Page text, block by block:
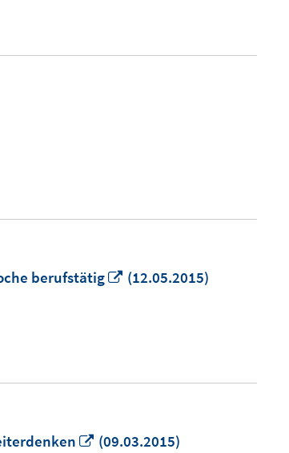
berufstätig
In
(12.05.2015)
In
(09.03.2015)